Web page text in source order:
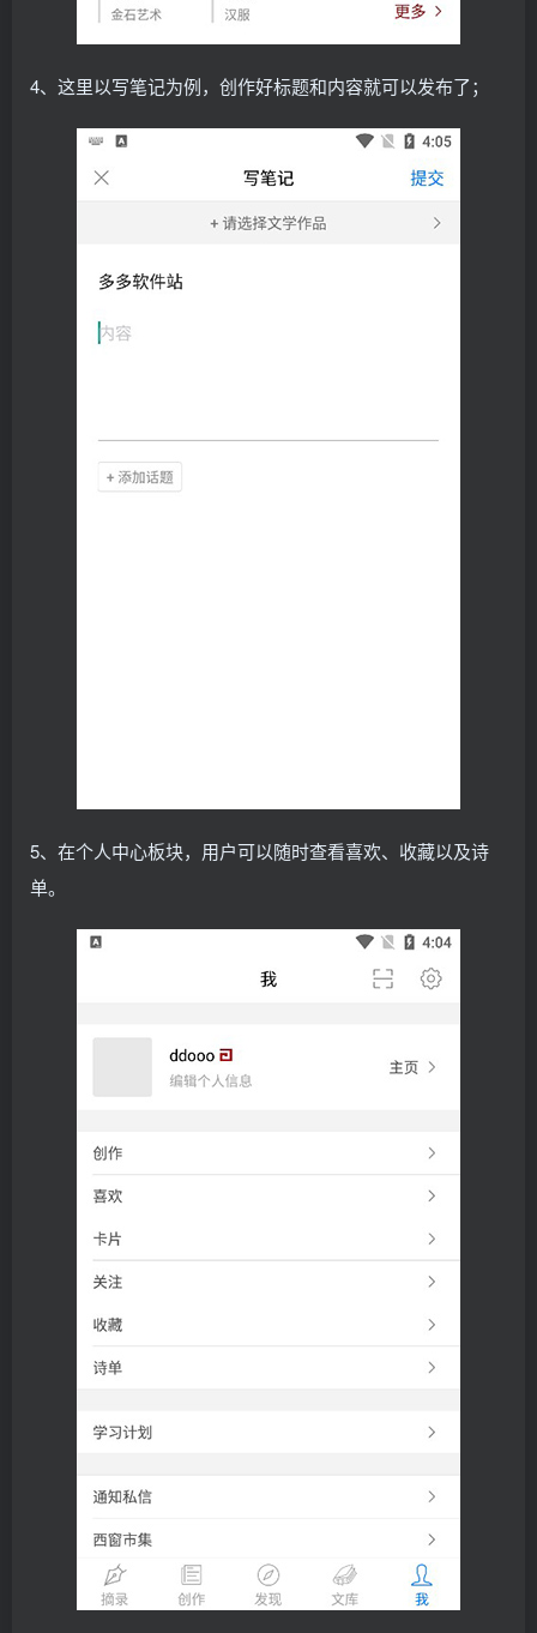
4、这里以写笔记为例，创作好标题和内容就可以发布了；
5、在个人中心板块，用户可以随时查看喜欢、收藏以及诗
单。